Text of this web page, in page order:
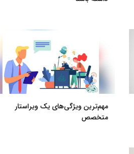
مهم‌ترین ویژگی‌های یک ویراستار
متخصص